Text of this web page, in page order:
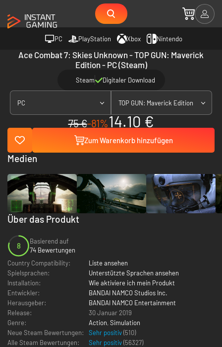
PC PlayStation Xbox Nintendo
Ace Combat 7: Skies Unknown - TOP GUN: Maverick
Edition - PC (Steam)
Steam Digitaler Download
PC TOP GUN: Maverick Edition
75 €-81%14.10 €
Zum Warenkorb hinzufügen
Über das Produkt
8
Basierend auf
74 Bewertungen
Country Compatibility:
Liste ansehen
Spielsprachen:
Unterstützte Sprachen ansehen
Installation:
Wie aktiviere ich mein Produkt
Entwickler:
BANDAI NAMCO Studios Inc.
Herausgeber:
BANDAI NAMCO Entertainment
Release:
30 Januar 2019
Genre:
Action, Simulation
Neue Steam Bewertungen:
Sehr positiv(510)
Alle Steam Bewertungen:
Sehr positiv(56327)
Medien